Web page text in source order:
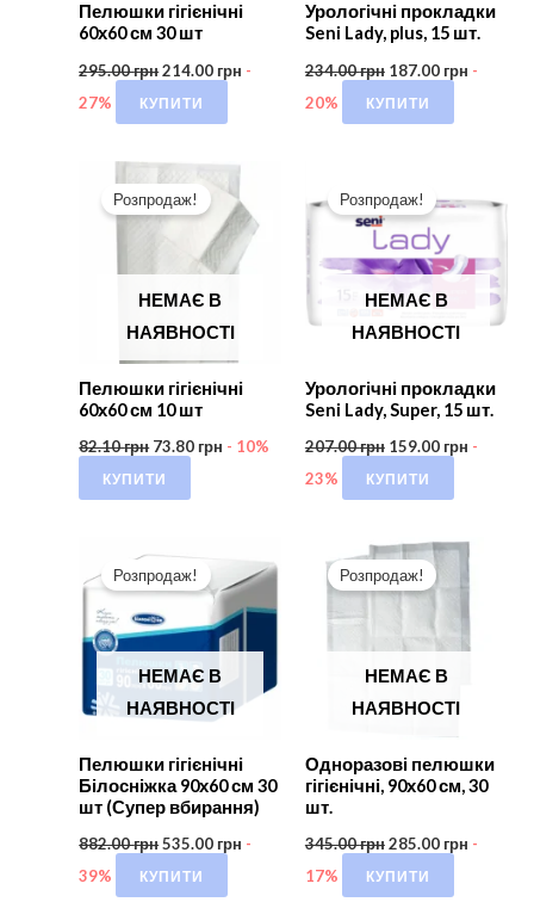
Пелюшки гігієнічні
60х60 см 30 шт
295.00грн214.00 грн -
27%
КУПИТИ
Урологічні прокладки
Seni Lady, plus, 15 шт.
234.00грн 187.00 грн -
20%
КУПИТИ
НЕМАЄ В
НАЯВНОСТІ
Розпродаж!
Пелюшки гігієнічні
60х60 см 10 шт
82.10грн 73.80 грн - 10%
КУПИТИ
НЕМАЄ В
НАЯВНОСТІ
Розпродаж!
Урологічні прокладки
Seni Lady, Super, 15 шт.
207.00грн 159.00 грн -
23%
КУПИТИ
НЕМАЄ В
НАЯВНОСТІ
Розпродаж!
Пелюшки гігієнічні
Білосніжка 90х60 см 30
шт (Супер вбирання)
882.00грн535.00 грн -
39%
КУПИТИ
НЕМАЄ В
НАЯВНОСТІ
Розпродаж!
Одноразові пелюшки
гігієнічні, 90х60 см, 30
шт.
345.00грн285.00 грн -
17%
КУПИТИ